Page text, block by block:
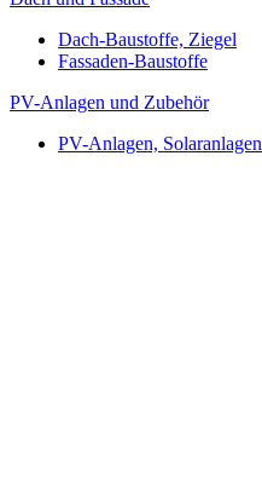
Dach-Baustoffe, Ziegel
Fassaden-Baustoffe
PV-Anlagen und Zubehör
PV-Anlagen, Solaranlagen